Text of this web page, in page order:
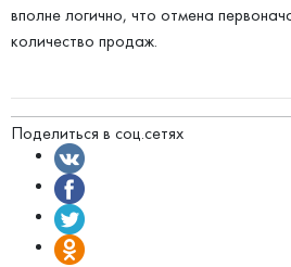
вполне логично, что отмена
количество продаж.
Поделиться в соц.сетях